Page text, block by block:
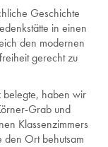
Geschichte
in einen
den modernen
gerecht zu
belegte, haben wir
Grab und
Klassenzimmers
den Ort behutsam